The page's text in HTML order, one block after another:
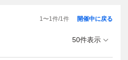
1〜1件/1件 開催中に戻る
50件表示